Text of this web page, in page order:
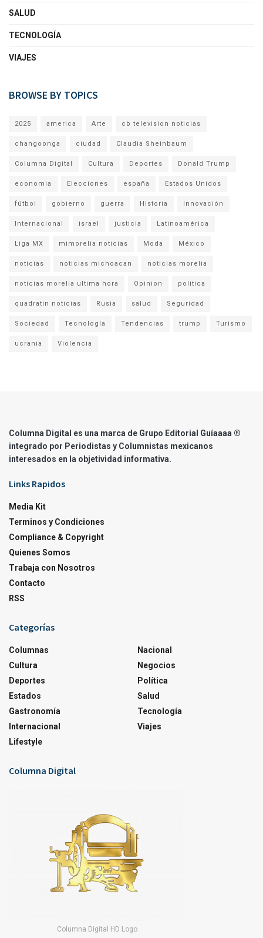
SALUD
TECNOLOGÍA
VIAJES
BROWSE BY TOPICS
2025 america Arte cb television noticias
changoonga ciudad Claudia Sheinbaum
Columna Digital Cultura Deportes Donald Trump
economia Elecciones españa Estados Unidos
fútbol gobierno guerra Historia Innovación
Internacional israel justicia Latinoamérica
Liga MX mimorelia noticias Moda México
noticias noticias michoacan noticias morelia
noticias morelia ultima hora Opinion politica
quadratin noticias Rusia salud Seguridad
Sociedad Tecnología Tendencias trump Turismo
ucrania Violencia
Columna Digital es una marca de Grupo Editorial Guíaaaa ®
integrado por Periodistas y Columnistas mexicanos
interesados en la objetividad informativa.
Links Rapidos
Media Kit
Terminos y Condiciones
Compliance & Copyright
Quienes Somos
Trabaja con Nosotros
Contacto
RSS
Categorías
Columnas
Cultura
Deportes
Estados
Gastronomía
Internacional
Lifestyle
Nacional
Negocios
Política
Salud
Tecnología
Viajes
Columna Digital
Columna Digital HD Logo